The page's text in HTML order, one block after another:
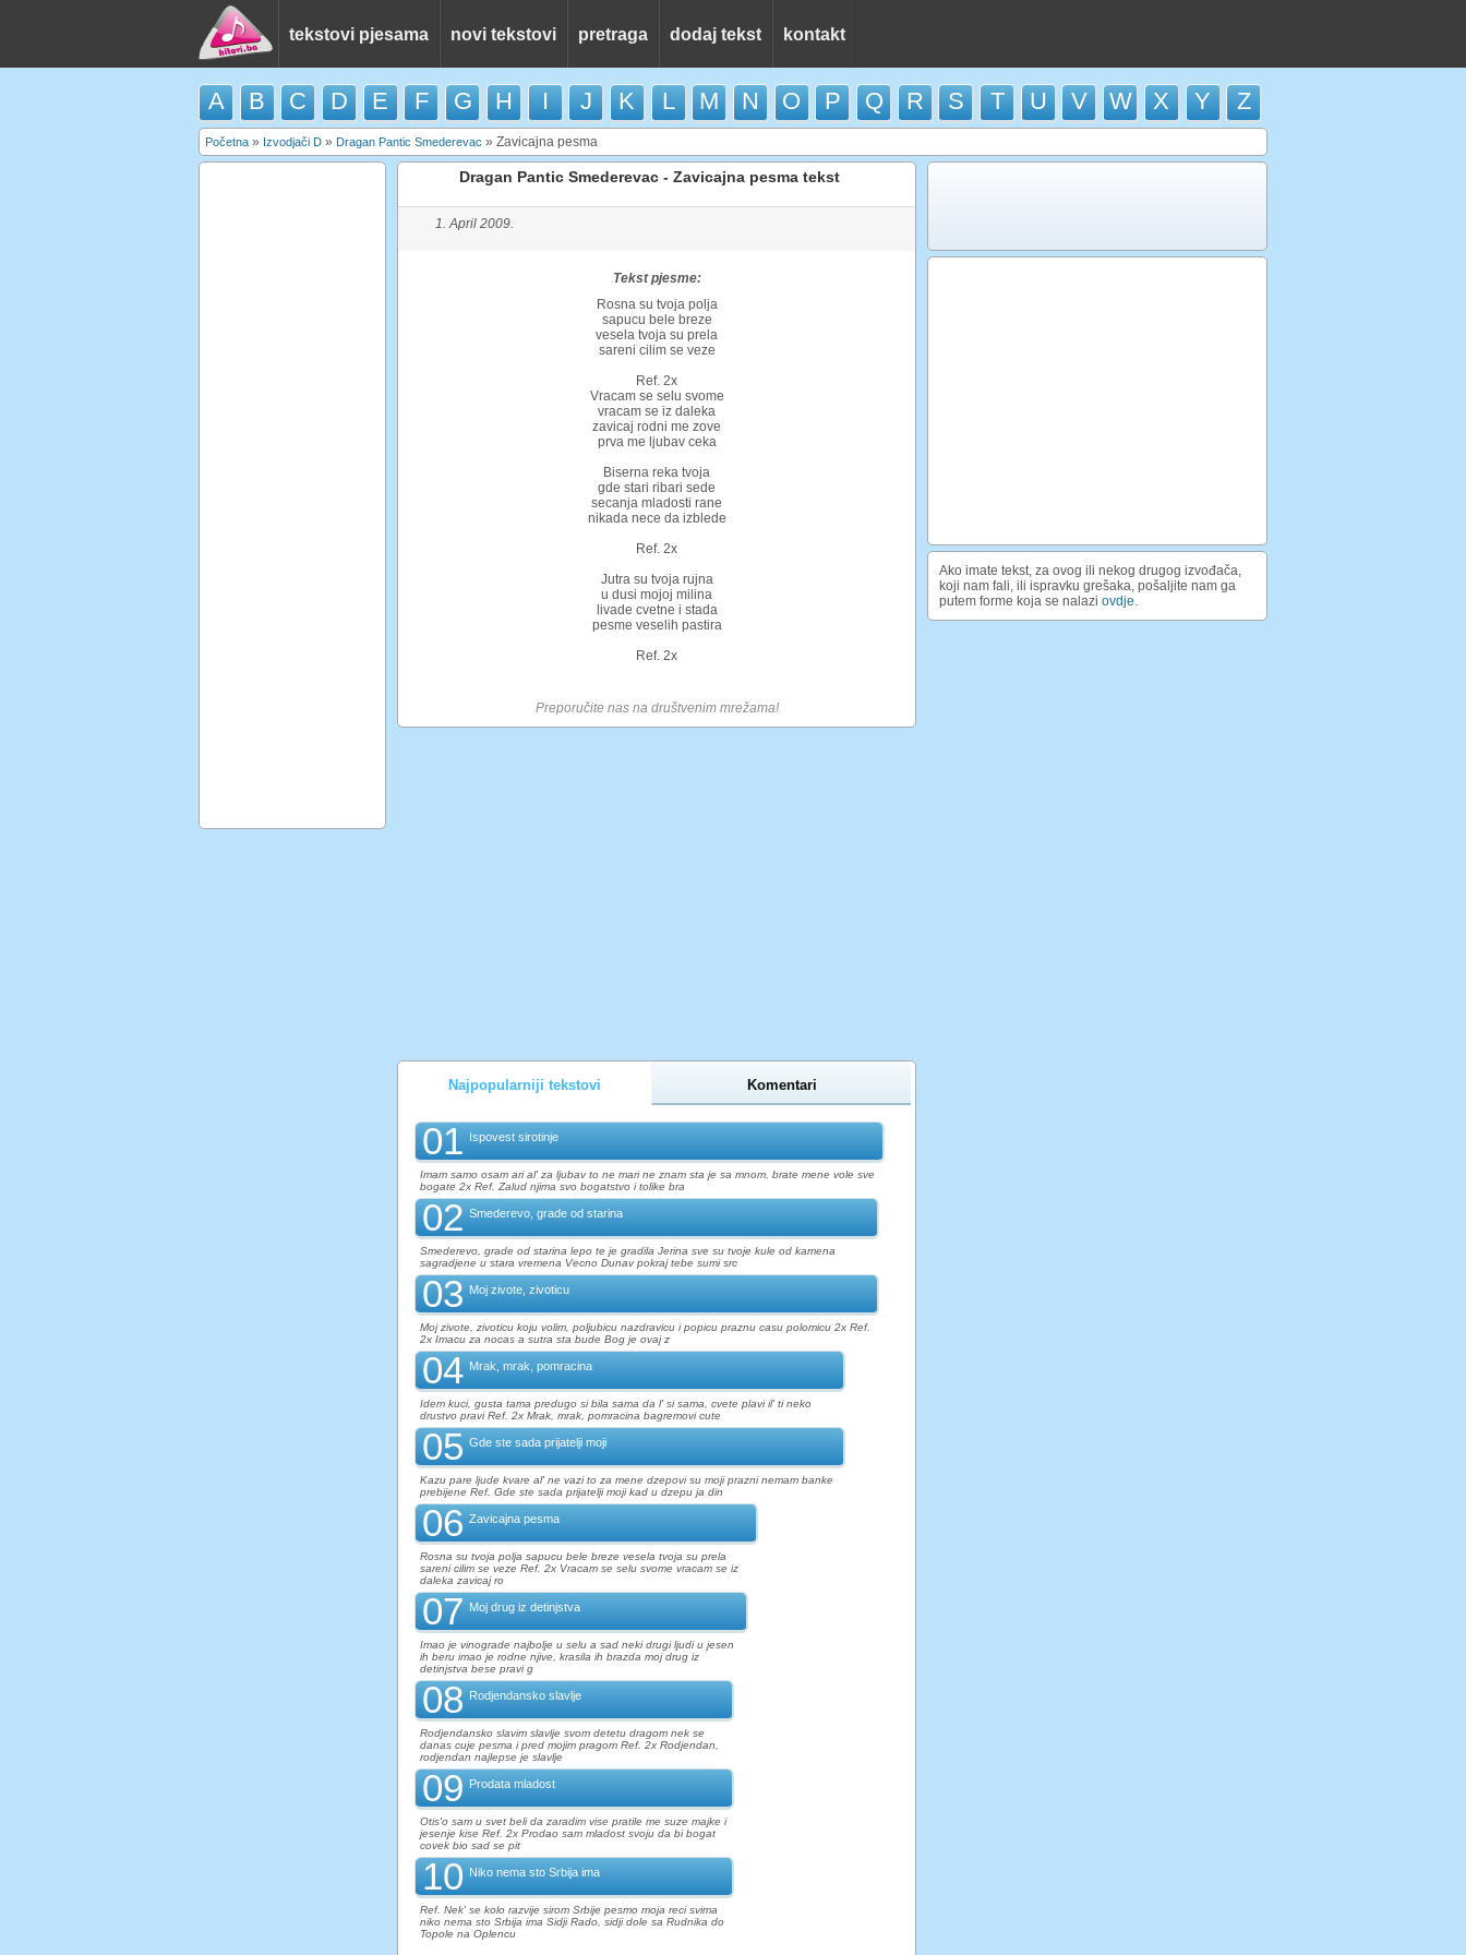
tekstovi pjesama novi tekstovi pretraga dodaj tekst kontakt
A B C D E F G H I J K L M N O P Q R S T U V W X Y Z
Početna » Izvodjači D » Dragan Pantic Smederevac » Zavicajna pesma
Dragan Pantic Smederevac - Zavicajna pesma tekst
1. April 2009.
Tekst pjesme:
Rosna su tvoja polja
sapucu bele breze
vesela tvoja su prela
sareni cilim se veze
Ref. 2x
Vracam se selu svome
vracam se iz daleka
zavicaj rodni me zove
prva me ljubav ceka
Biserna reka tvoja
gde stari ribari sede
secanja mladosti rane
nikada nece da izblede
Ref. 2x
Jutra su tvoja rujna
u dusi mojoj milina
livade cvetne i stada
pesme veselih pastira
Ref. 2x
Preporučite nas na društvenim mrežama!
Najpopularniji tekstovi Komentari
01 Ispovest sirotinje
Imam samo osam ari al' za ljubav to ne mari ne znam sta je sa mnom, brate mene vole sve
bogate 2x Ref. Zalud njima svo bogatstvo i tolike bra
02 Smederevo, grade od starina
Smederevo, grade od starina lepo te je gradila Jerina sve su tvoje kule od kamena
sagradjene u stara vremena Vecno Dunav pokraj tebe sumi src
03 Moj zivote, zivoticu
Moj zivote, zivoticu koju volim, poljubicu nazdravicu i popicu praznu casu polomicu 2x Ref.
2x Imacu za nocas a sutra sta bude Bog je ovaj z
04 Mrak, mrak, pomracina
Idem kuci, gusta tama predugo si bila sama da l' si sama, cvete plavi il' ti neko
drustvo pravi Ref. 2x Mrak, mrak, pomracina bagremovi cute
05 Gde ste sada prijatelji moji
Kazu pare ljude kvare al' ne vazi to za mene dzepovi su moji prazni nemam banke
prebijene Ref. Gde ste sada prijatelji moji kad u dzepu ja din
06 Zavicajna pesma
Rosna su tvoja polja sapucu bele breze vesela tvoja su prela
sareni cilim se veze Ref. 2x Vracam se selu svome vracam se iz
daleka zavicaj ro
07 Moj drug iz detinjstva
Imao je vinograde najbolje u selu a sad neki drugi ljudi u jesen
ih beru imao je rodne njive, krasila ih brazda moj drug iz
detinjstva bese pravi g
08 Rodjendansko slavlje
Rodjendansko slavim slavlje svom detetu dragom nek se
danas cuje pesma i pred mojim pragom Ref. 2x Rodjendan,
rodjendan najlepse je slavlje
09 Prodata mladost
Otis'o sam u svet beli da zaradim vise pratile me suze majke i
jesenje kise Ref. 2x Prodao sam mladost svoju da bi bogat
covek bio sad se pit
10 Niko nema sto Srbija ima
Ref. Nek' se kolo razvije sirom Srbije pesmo moja reci svima
niko nema sto Srbija ima Sidji Rado, sidji dole sa Rudnika do
Topole na Oplencu
Ako imate tekst, za ovog ili nekog drugog izvođača,
koji nam fali, ili ispravku grešaka, pošaljite nam ga
putem forme koja se nalazi ovdje.